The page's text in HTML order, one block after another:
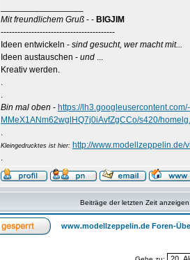
Mit freundlichem Gruß - - BIGJIM
-----------------------------------------
Ideen entwickeln - sind gesucht, wer macht mit...
Ideen austauschen - und ...
Kreativ werden.
.
.
Bin mal oben - https://
MMeX1ANm62wglHQ7j0iAvfZgCCo/s420/
.
Kleingedrucktes ist hier: http://
.
Beiträge der letzten Zeit
www.modellzeppelin.de Foren-